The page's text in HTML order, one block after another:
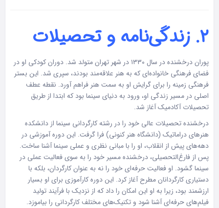
۲. زندگی‌نامه و تحصیلات
پوران درخشنده در سال ۱۳۳۰ در شهر تهران متولد شد. دوران کودکی او در
فضای فرهنگی خانواده‌ای که به هنر علاقه‌مند بودند، سپری شد. این بستر
فرهنگی زمینه را برای گرایش او به سمت هنر فراهم آورد. نقطه عطف
اصلی در مسیر زندگی او، ورود به دنیای سینما بود که ابتدا از طریق
تحصیلات آکادمیک آغاز شد.
درخشنده تحصیلات عالی خود را در رشته کارگردانی سینما از دانشکده
هنرهای دراماتیک (دانشگاه هنر کنونی) فرا گرفت. این دوره آموزشی در
دهه‌های پیش از انقلاب، او را با مبانی نظری و عملی سینما آشنا ساخت.
پس از فارغ‌التحصیلی، درخشنده مسیر خود را به سوی فعالیت عملی در
سینما گشود. او فعالیت حرفه‌ای خود را نه به عنوان کارگردان، بلکه با
دستیاری کارگردانان مطرح آغاز کرد. این دوره کارآموزی برای او بسیار
ارزشمند بود، زیرا به او این امکان را داد که از نزدیک با فرآیند تولید
فیلم‌های حرفه‌ای آشنا شود و تکنیک‌های مختلف کارگردانی را بیاموزد.